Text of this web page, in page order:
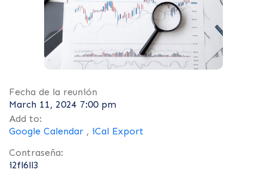
Fecha de la reunión
March 11, 2024 7:00 pm
Add to:
Google Calendar , iCal Export
Contraseña:
i2fl6ll3